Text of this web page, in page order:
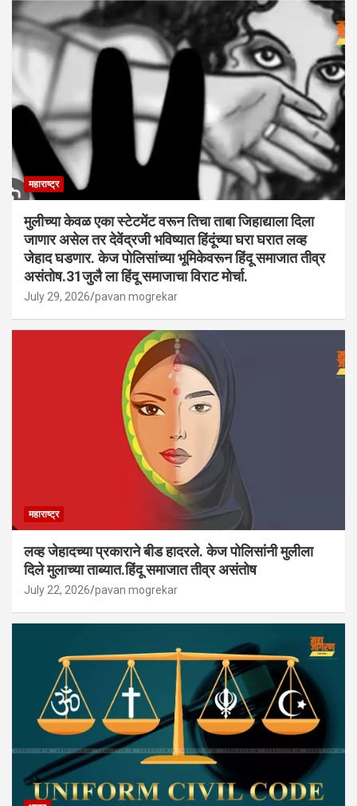
महाराष्ट्र
मुलीच्या केवळ एका स्टेटमेंट वरून तिचा ताबा जिहाद्याला दिला
जाणार असेल तर देवेंद्रजी भविष्यात हिंदूंच्या घरा घरात लव्ह
जेहाद घडणार. केज पोलिसांच्या भूमिकेवरून हिंदू समाजात तीव्र
असंतोष.31जुलै ला हिंदू समाजाचा विराट मोर्चा.
July 29, 2026 pavan mogrekar
महाराष्ट्र
लव्ह जेहादच्या प्रकाराने बीड हादरले. केज पोलिसांनी मुलीला
दिले मुलाच्या ताब्यात.हिंदू समाजात तीव्र असंतोष
July 22, 2026 pavan mogrekar